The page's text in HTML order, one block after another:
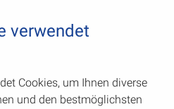
verwendet
Cookies, um Ihnen diverse
und den bestmöglichsten